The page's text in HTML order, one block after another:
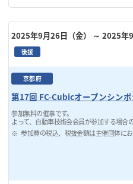
2025年9月26日（金） ～ 2025年
後援
京都府
第17回 FC-Cubicオープンシン
参加無料の催事です。
よって、自動車技術会会員が参加する場合
参加費の税込、税抜金額は主催団体にお